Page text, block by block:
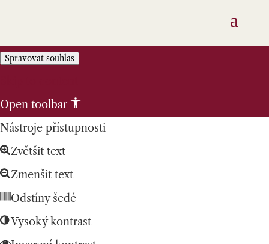
Spravovat souhlas
Open toolbar
Nástroje přístupnosti
Zvětšit text
Zmenšit text
Odstíny šedé
Vysoký kontrast